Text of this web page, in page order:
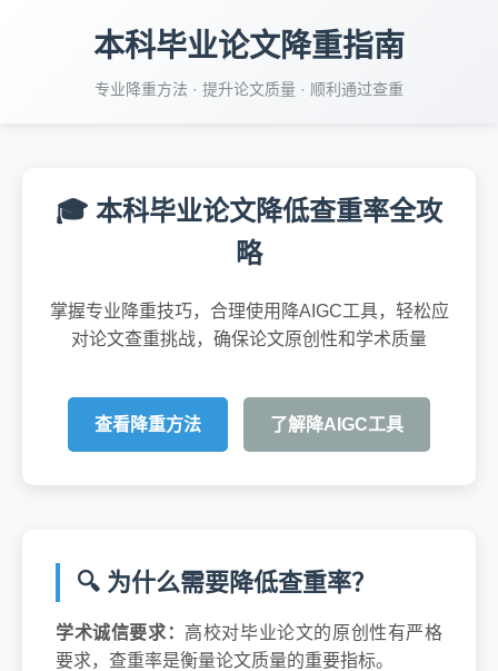
本科毕业论文降重指南
专业降重方法 · 提升论文质量 · 顺利通过查重
🎓 本科毕业论文降低查重率全攻
略
掌握专业降重技巧，合理使用降AIGC工具，轻松应
对论文查重挑战，确保论文原创性和学术质量
查看降重方法 了解降AIGC工具
🔍 为什么需要降低查重率？
学术诚信要求： 高校对毕业论文的原创性有严格
要求，查重率是衡量论文质量的重要指标。